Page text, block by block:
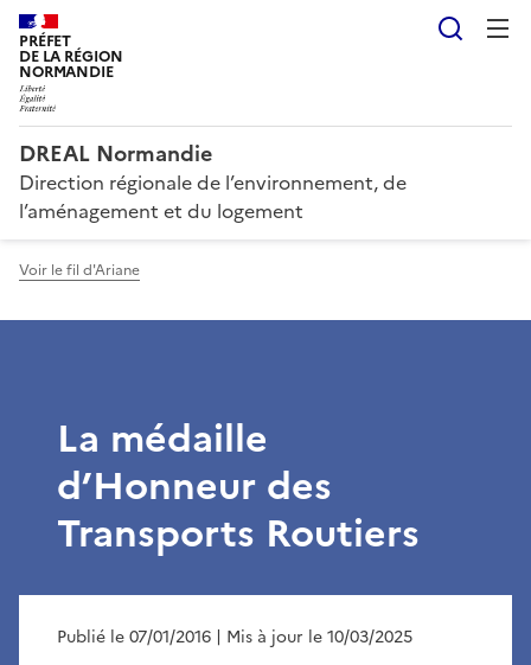
PRÉFET
DE LA RÉGION
NORMANDIE
DREAL Normandie
Direction régionale de l’environnement, de
l’aménagement et du logement
Voir le fil d'Ariane
La médaille
d’Honneur des
Transports Routiers
Publié le 07/01/2016 | Mis à jour le 10/03/2025